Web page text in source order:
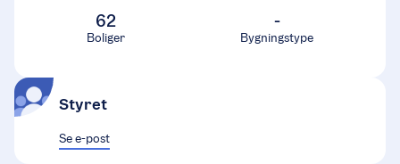
62
Boliger
-
Bygningstype
Styret
Se e-post